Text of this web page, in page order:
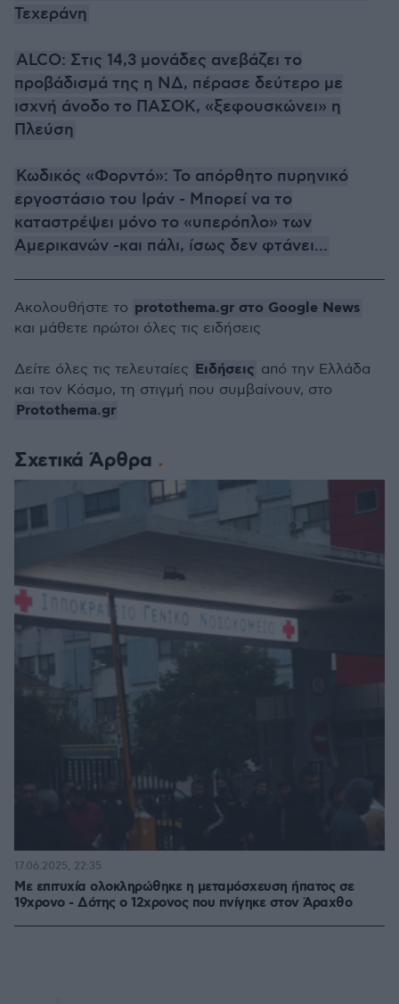
Τεχεράνη
ALCO: Στις 14,3 μονάδες ανεβάζει το
προβάδισμά της η ΝΔ, πέρασε δεύτερο με
ισχνή άνοδο το ΠΑΣΟΚ, «ξεφουσκώνει» η
Πλεύση
Κωδικός «Φορντό»: Το απόρθητο πυρηνικό
εργοστάσιο του Ιράν - Μπορεί να το
καταστρέψει μόνο το «υπερόπλο» των
Αμερικανών -και πάλι, ίσως δεν φτάνει...
Σχετικά Άρθρα
Με επιτυχία ολοκληρώθηκε η μεταμόσχευση ήπατος σε
19χρονο - Δότης ο 12χρονος που πνίγηκε στον Άραχθο
17.06.2025, 22:35
Ακολουθήστε το protothema.gr στο Google News
και μάθετε πρώτοι όλες τις ειδήσεις
Δείτε όλες τις τελευταίες Ειδήσεις από την Ελλάδα
και τον Κόσμο, τη στιγμή που συμβαίνουν, στο
Protothema.gr